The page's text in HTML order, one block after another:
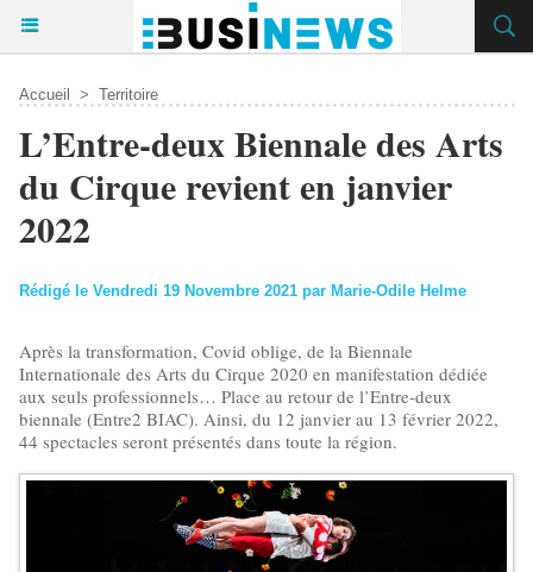
Accueil > Territoire
L’Entre-deux Biennale des Arts
du Cirque revient en janvier
2022
Rédigé le Vendredi 19 Novembre 2021 par Marie-Odile Helme
Après la transformation, Covid oblige, de la Biennale
Internationale des Arts du Cirque 2020 en manifestation dédiée
aux seuls professionnels… Place au retour de l’Entre-deux
biennale (Entre2 BIAC). Ainsi, du 12 janvier au 13 février 2022,
44 spectacles seront présentés dans toute la région.